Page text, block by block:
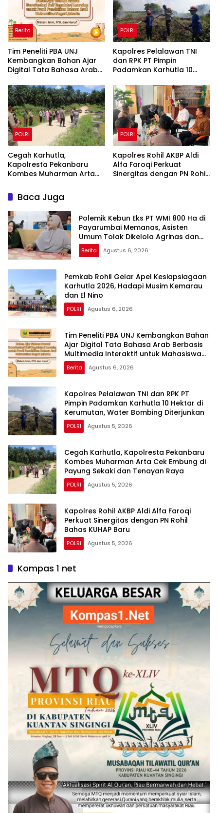
Berita
Tim Peneliti PBA UNJ
Kembangkan Bahan Ajar
Digital Tata Bahasa Arab
Interaktif untuk Mahasiswa
Pemula
POLRI
Kapolres Pelalawan TNI
dan RPK PT Pimpin
Padamkan Karhutla 10
Water Bombing Diterjunkan
POLRI
Cegah Karhutla,
Kapolresta Pekanbaru
Kombes Muharman Arta
Sekaki dan Tenayan Raya
POLRI
Kapolres Rohil AKBP Aldi
Alfa Faroqi Perkuat
Sinergitas dengan PN Rohil
Baca Juga
Polemik Kebun Eks PT WMI 800 Ha di
Payarumbai Memanas, Asisten
Umum Tolak Dikelola Agrinas dan
Tantang Presiden Prabowo
Berita Agustus 6, 2026
Pemkab Rohil Gelar Apel Kesiapsiagaan
Karhutla 2026, Hadapi Musim Kemarau
dan El Nino
POLRI Agustus 6, 2026
Tim Peneliti PBA UNJ Kembangkan Bahan
Ajar Digital Tata Bahasa Arab Berbasis
Multimedia Interaktif untuk Mahasiswa
Pemula
Berita Agustus 6, 2026
Kapolres Pelalawan TNI dan RPK PT
Pimpin Padamkan Karhutla 10 Hektar di
Kerumutan, Water Bombing Diterjunkan
POLRI Agustus 5, 2026
Cegah Karhutla, Kapolresta Pekanbaru
Kombes Muharman Arta Cek Embung di
Payung Sekaki dan Tenayan Raya
POLRI Agustus 5, 2026
Kapolres Rohil AKBP Aldi Alfa Faroqi
Perkuat Sinergitas dengan PN Rohil
Bahas KUHAP Baru
POLRI Agustus 5, 2026
Kompas 1 net